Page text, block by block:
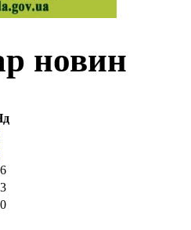
новин